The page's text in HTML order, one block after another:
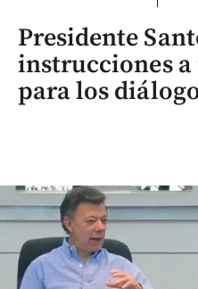
Presidente
instrucciones a
para los